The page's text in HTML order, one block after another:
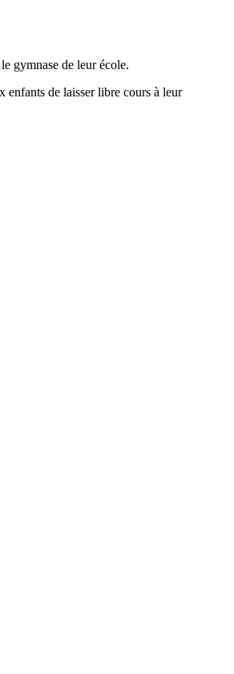
gymnase de leur école.
enfants de laisser libre cours à leur